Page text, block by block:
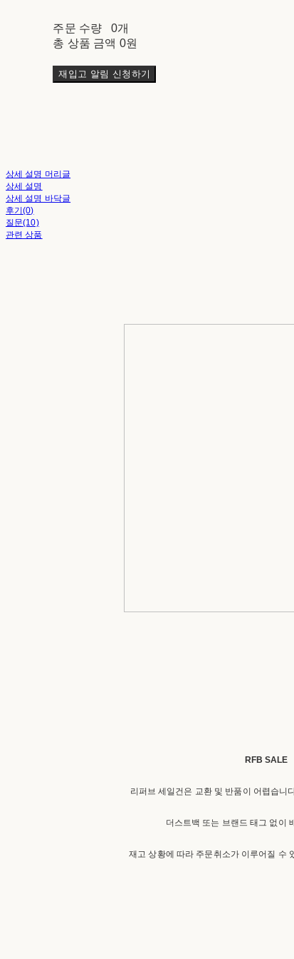
주문 수량
0개
총 상품 금액 0원
재입고 알림 신청하기
상세 설명 머리글
상세 설명
상세 설명 바닥글
후기(0)
질문(10)
관련 상품
RFB SALE
리퍼브 세일건은 교환 및 반품이 어렵습니
더스트백 또는 브랜드 태그 없이
재고 상황에 따라 주문취소가 이루어질 수